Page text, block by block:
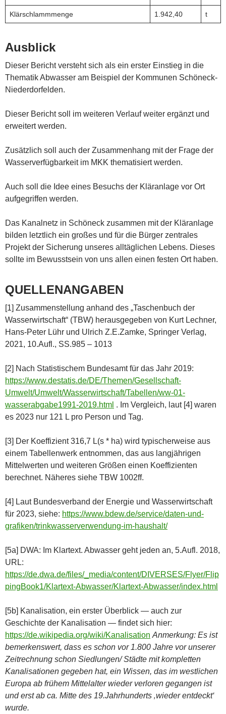
Klärschlammmenge 1.942,40 t
Ausblick
Dieser Bericht versteht sich als ein erster Einstieg in die
Thematik Abwasser am Beispiel der Kommunen Schöneck-
Niederdorfelden.
Dieser Bericht soll im weiteren Verlauf weiter ergänzt und
erweitert werden.
Zusätzlich soll auch der Zusammenhang mit der Frage der
Wasserverfügbarkeit im MKK thematisiert werden.
Auch soll die Idee eines Besuchs der Kläranlage vor Ort
aufgegriffen werden.
Das Kanalnetz in Schöneck zusammen mit der Kläranlage
bilden letztlich ein großes und für die Bürger zentrales
Projekt der Sicherung unseres alltäglichen Lebens. Dieses
sollte im Bewusstsein von uns allen einen festen Ort haben.
QUELLENANGABEN
[1] Zusammenstellung anhand des „Taschenbuch der
Wasserwirtschaft“ (TBW) herausgegeben von Kurt Lechner,
Hans-Peter Lühr und Ulrich Z.E.Zamke, Springer Verlag,
2021, 10.Aufl., SS.985 – 1013
[2] Nach Statistischem Bundesamt für das Jahr 2019:
https://www.destatis.de/DE/Themen/Gesellschaft-
Umwelt/Umwelt/Wasserwirtschaft/Tabellen/ww-01-
wasserabgabe1991-2019.html . Im Vergleich, laut [4] waren
es 2023 nur 121 L pro Person und Tag.
[3] Der Koeffizient 316,7 L(s * ha) wird typischerweise aus
einem Tabellenwerk entnommen, das aus langjährigen
Mittelwerten und weiteren Größen einen Koeffizienten
berechnet. Näheres siehe TBW 1002ff.
[4] Laut Bundesverband der Energie und Wasserwirtschaft
für 2023, siehe: https://www.bdew.de/service/daten-und-
grafiken/trinkwasserverwendung-im-haushalt/
[5a] DWA: Im Klartext. Abwasser geht jeden an, 5.Aufl. 2018,
URL:
https://de.dwa.de/files/_media/content/DIVERSES/Flyer/Flip
pingBook1/Klartext-Abwasser/Klartext-Abwasser/index.html
[5b] Kanalisation, ein erster Überblick — auch zur
Geschichte der Kanalisation — findet sich hier:
https://de.wikipedia.org/wiki/Kanalisation Anmerkung: Es ist
bemerkenswert, dass es schon vor 1.800 Jahre vor unserer
Zeitrechnung schon Siedlungen/ Städte mit kompletten
Kanalisationen gegeben hat, ein Wissen, das im westlichen
Europa ab frühem Mittelalter wieder verloren gegangen ist
und erst ab ca. Mitte des 19.Jahrhunderts ‚wieder entdeckt‘
wurde.